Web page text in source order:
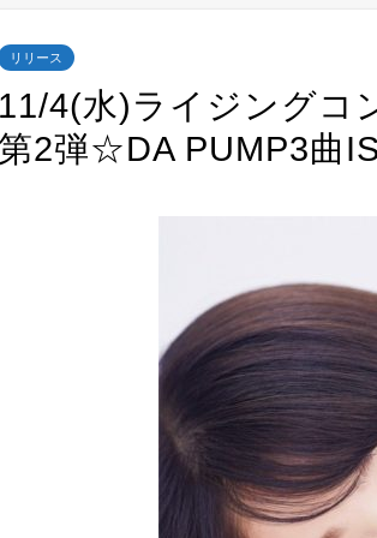
リリース
11/4(水)ライジングコ
第2弾☆DA PUMP3曲